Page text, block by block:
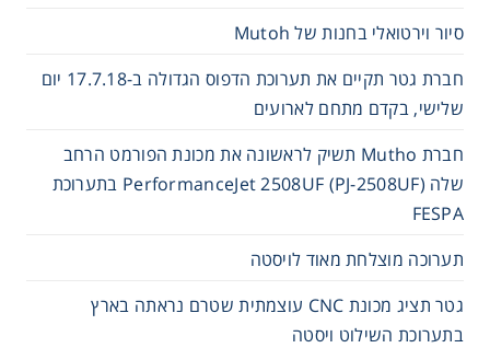
סיור וירטואלי בחנות של Mutoh
חברת גטר תקיים את תערוכת הדפוס הגדולה ב-17.7.18 יום
שלישי, בקדם מתחם לארועים
חברת Mutho תשיק לראשונה את מכונת הפורמט הרחב
שלה PerformanceJet 2508UF (PJ-2508UF) בתערוכת
FESPA
תערוכה מוצלחת מאוד לויסטה
גטר תציג מכונת CNC עוצמתית שטרם נראתה בארץ
בתערוכת השילוט ויסטה